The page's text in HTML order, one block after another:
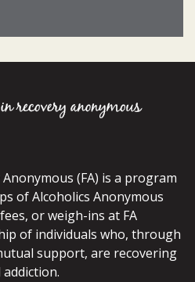
(FA) is a program
of Alcoholics Anonymous
or weigh-ins at FA
of individuals who, through
support, are recovering